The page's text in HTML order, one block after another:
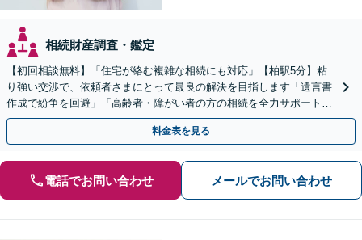
相続財産調査・鑑定
【初回相談無料】「住宅が絡む複雑な相続にも対応」【柏駅5分】粘
り強い交渉で、依頼者さまにとって最良の解決を目指します「遺言書
作成で紛争を回避」「高齢者・障がい者の方の相続を全力サポート」
【完全個室制】【バリアフリー対応】【全国出張あり】
料金表を見る
電話でお問い合わせ メールでお問い合わせ